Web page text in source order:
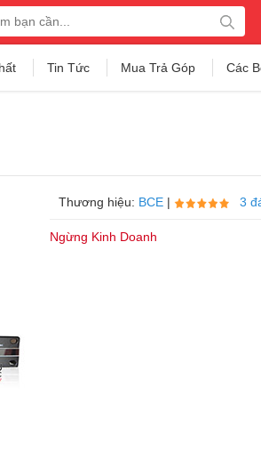
Tin Tức Mua Trả Góp Các
Thương hiệu: BCE | 3
Ngừng Kinh Doanh